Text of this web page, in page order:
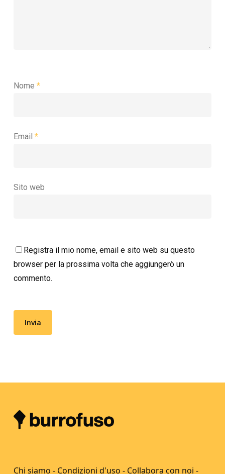
Nome *
Email *
Sito web
Registra il mio nome, email e sito web su questo
browser per la prossima volta che aggiungerò un
commento.
Chi siamo - Condizioni d'uso - Collabora con noi -